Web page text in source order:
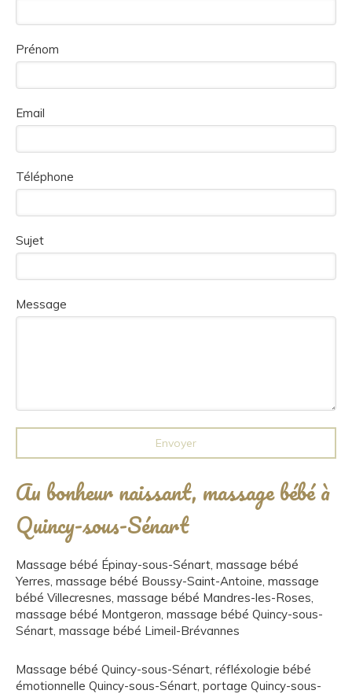
Prénom
Email
Téléphone
Sujet
Message
Envoyer
Au bonheur naissant, massage bébé à
Quincy-sous-Sénart
Massage bébé Épinay-sous-Sénart, massage bébé
Yerres, massage bébé Boussy-Saint-Antoine, massage
bébé Villecresnes, massage bébé Mandres-les-Roses,
massage bébé Montgeron, massage bébé Quincy-sous-
Sénart, massage bébé Limeil-Brévannes
Massage bébé Quincy-sous-Sénart, réfléxologie bébé
émotionnelle Quincy-sous-Sénart, portage Quincy-sous-